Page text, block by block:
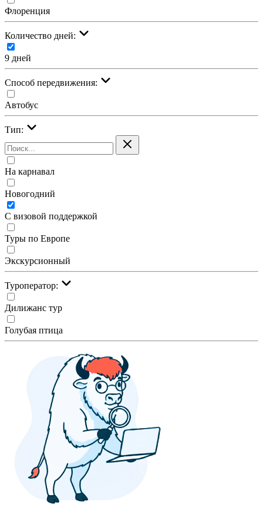
Флоренция
Количество дней:
9 дней
Cпособ передвижения:
Автобус
Тип:
На карнавал
Новогодний
С визовой поддержкой
Туры по Европе
Экскурсионный
Туроператор:
Дилижанс тур
Голубая птица